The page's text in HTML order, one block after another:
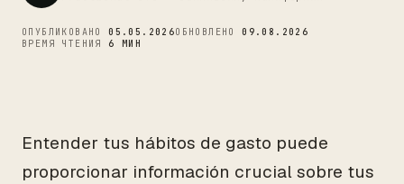
ОПУБЛИКОВАНО05.05.2026ОБНОВЛЕНО09.08.2026
ВРЕМЯ ЧТЕНИЯ 6 МИН
Entender tus hábitos de gasto puede
proporcionar información crucial sobre tus